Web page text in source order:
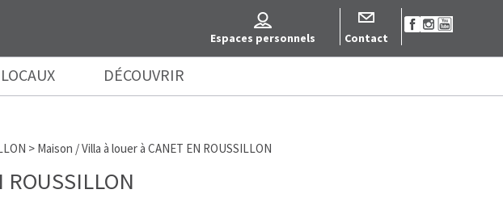
Contact
Espaces personnels
LOCAUX DÉCOUVRIR
> Maison / Villa à louer à CANET EN ROUSSILLON